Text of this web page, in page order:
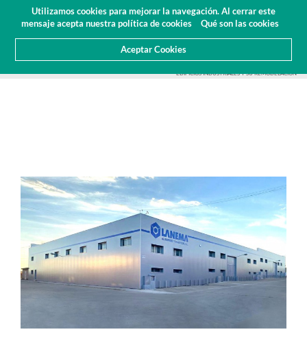
Utilizamos cookies para mejorar la navegación. Al cerrar este
mensaje acepta nuestra política de cookies
Qué son las cookies
Aceptar Cookies
Área Cliente
Presupuesto(0)
EDIFICIOS INDUSTRIALES Y SU REMODELACIÓN